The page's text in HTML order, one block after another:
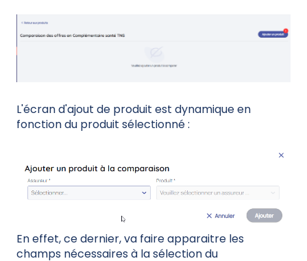
L'écran d'ajout de produit est dynamique en
fonction du produit sélectionné :
En effet, ce dernier, va faire apparaitre les
champs nécessaires à la sélection du